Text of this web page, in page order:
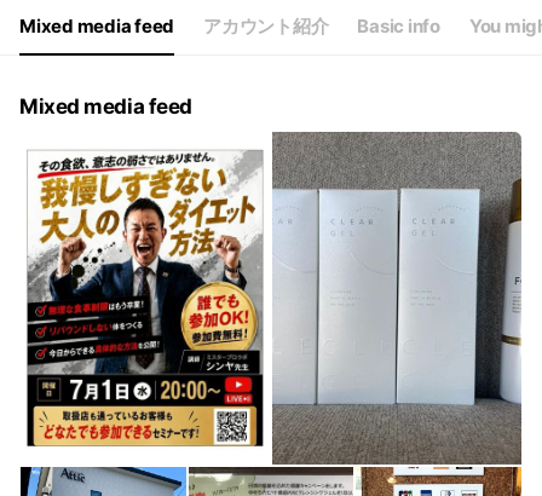
Sat
09:00 - 18:00
平日９：００～１８：００ 日祝９：００～１７：００
Mixed media feed アカウント紹介 Basic info You
Mixed media feed